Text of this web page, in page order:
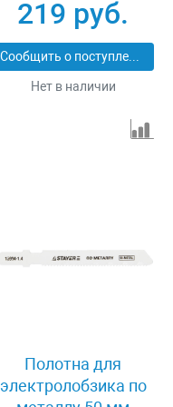
219 руб.
Сообщить о поступлении
Нет в наличии
Полотна для
электролобзика по